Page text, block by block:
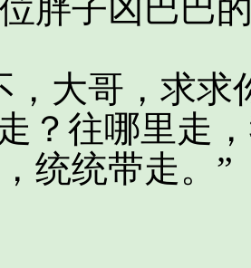
胖子凶巴巴
哥，求求
？往哪里走
统统带走。”